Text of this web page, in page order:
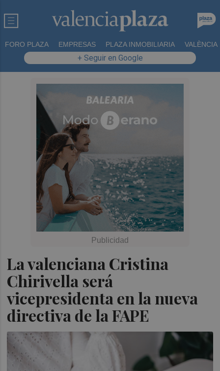
FORO PLAZA EMPRESAS PLAZA INMOBILIARIA VALÈNCIA
+ Seguir en Google
La valenciana Cristina
Chirivella será
vicepresidenta en la nueva
directiva de la FAPE